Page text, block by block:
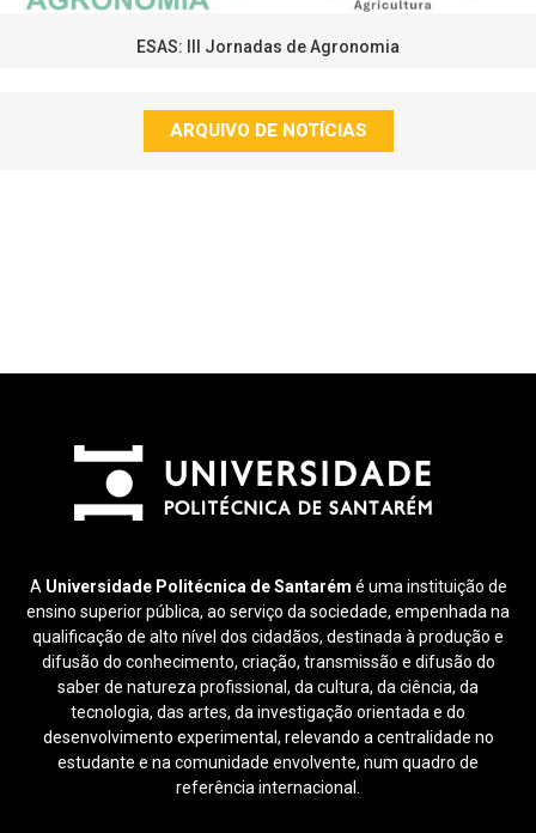
ESAS: III Jornadas de Agronomia
ARQUIVO DE NOTÍCIAS
A Universidade Politécnica de Santarém é uma instituição de
ensino superior pública, ao serviço da sociedade, empenhada na
qualificação de alto nível dos cidadãos, destinada à produção e
difusão do conhecimento, criação, transmissão e difusão do
saber de natureza profissional, da cultura, da ciência, da
tecnologia, das artes, da investigação orientada e do
desenvolvimento experimental, relevando a centralidade no
estudante e na comunidade envolvente, num quadro de
referência internacional.